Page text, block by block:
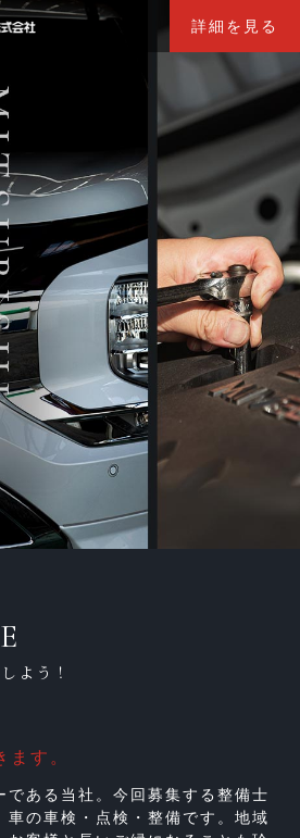
詳細を見る
よう！
ます。
である当社。今回募集する整備士
車の車検・点検・整備です。地域